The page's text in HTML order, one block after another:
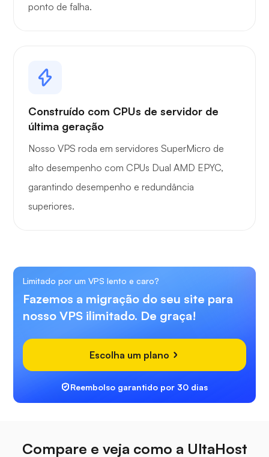
ponto de falha.
Construído com CPUs de servidor de
última geração
Nosso VPS roda em servidores SuperMicro de
alto desempenho com CPUs Dual AMD EPYC,
garantindo desempenho e redundância
superiores.
Limitado por um VPS lento e caro?
Fazemos a migração do seu site para
nosso VPS ilimitado. De graça!
Escolha um plano
Reembolso garantido por 30 dias
Compare e veja como a UltaHost